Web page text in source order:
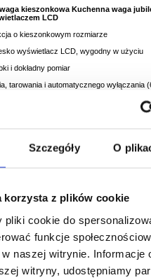
Szczegóły O
korzysta z plików cookie
pliki cookie do
funkcje
naszej witrynie. Informacje
witryny, udostępniamy
kieszonkowa Kuchenna waga
LCD
o kieszonkowym rozmiarze
wyświetlacz LCD, wygodny w użyciu
i dokładny pomiar
tarowania i automatycznego wyłączania
pomiarów pomiędzy różnymi
pomiaru biżuterii, złota, herbaty, leków,
ozt, dwt
x 2 cm
10 cm